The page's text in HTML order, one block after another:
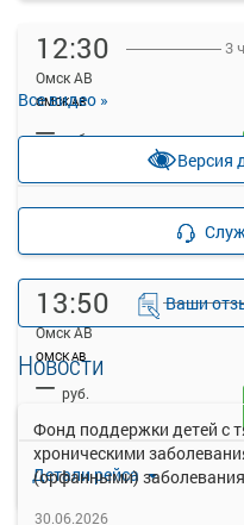
12:30
Омск АВ
ОМСК АВ
3
— руб.
13:50
Омск АВ
ОМСК АВ
Детали рейса
— руб.
Все видео »
Версия
Ваши
Новости
Фонд поддержки детей
хроническими
(орфанными)
30.06.2026